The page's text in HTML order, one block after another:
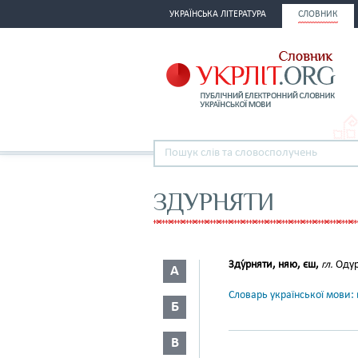
УКРАЇНСЬКА ЛІТЕРАТУРА СЛОВНИК
ЗДУРНЯТИ
А
Б
В
Зду́рняти, няю, єш, гл.
Словарь української